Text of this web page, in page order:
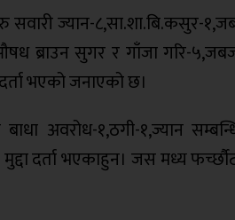
सवारी ज्यान-८,सा.शा.बि.कसुर-
ब्राउन सुगर र गाँजा गरि-
भएको जनाएको छ।
अवरोध-१,ठगी-१,ज्यान
दर्ता भएकाहुन। जस मध्य